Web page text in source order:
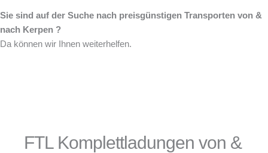
Sie sind auf der Suche nach preisgünstigen Transporten von &
nach Kerpen ?
Da können wir Ihnen weiterhelfen.
FTL Komplettladungen von &